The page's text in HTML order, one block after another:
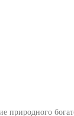
природного